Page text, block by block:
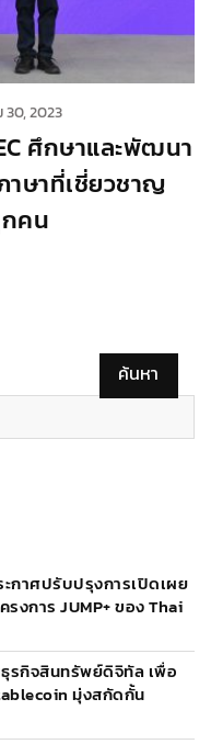
2023
ศึกษาและพัฒนา
าษาที่เชี่ยวชาญ
คน
ค้นหา
กาศปรับปรุงการเปิดเผย
งการ JUMP+ ของ Thai
รกิจสินทรัพย์ดิจิทัล เพื่อ
มุ่งสกัดกั้น